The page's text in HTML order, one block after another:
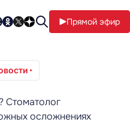
Прямой эфир
Стоматолог
осложнениях